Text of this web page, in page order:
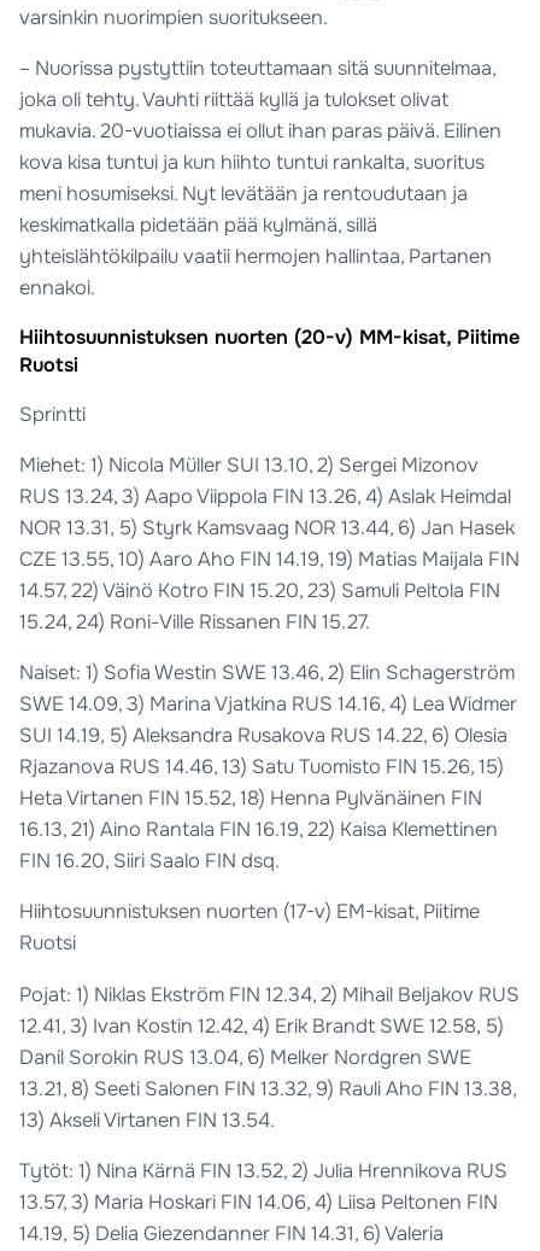
varsinkin nuorimpien suoritukseen.
– Nuorissa pystyttiin toteuttamaan sitä suunnitelmaa,
joka oli tehty. Vauhti riittää kyllä ja tulokset olivat
mukavia. 20-vuotiaissa ei ollut ihan paras päivä. Eilinen
kova kisa tuntui ja kun hiihto tuntui rankalta, suoritus
meni hosumiseksi. Nyt levätään ja rentoudutaan ja
keskimatkalla pidetään pää kylmänä, sillä
yhteislähtökilpailu vaatii hermojen hallintaa, Partanen
ennakoi.
Hiihtosuunnistuksen nuorten (20-v) MM-kisat, Piitime
Ruotsi
Sprintti
Miehet: 1) Nicola Müller SUI 13.10, 2) Sergei Mizonov
RUS 13.24, 3) Aapo Viippola FIN 13.26, 4) Aslak Heimdal
NOR 13.31, 5) Styrk Kamsvaag NOR 13.44, 6) Jan Hasek
CZE 13.55, 10) Aaro Aho FIN 14.19, 19) Matias Maijala FIN
14.57, 22) Väinö Kotro FIN 15.20, 23) Samuli Peltola FIN
15.24, 24) Roni-Ville Rissanen FIN 15.27.
Naiset: 1) Sofia Westin SWE 13.46, 2) Elin Schagerström
SWE 14.09, 3) Marina Vjatkina RUS 14.16, 4) Lea Widmer
SUI 14.19, 5) Aleksandra Rusakova RUS 14.22, 6) Olesia
Rjazanova RUS 14.46, 13) Satu Tuomisto FIN 15.26, 15)
Heta Virtanen FIN 15.52, 18) Henna Pylvänäinen FIN
16.13, 21) Aino Rantala FIN 16.19, 22) Kaisa Klemettinen
FIN 16.20, Siiri Saalo FIN dsq.
Hiihtosuunnistuksen nuorten (17-v) EM-kisat, Piitime
Ruotsi
Pojat: 1) Niklas Ekström FIN 12.34, 2) Mihail Beljakov RUS
12.41, 3) Ivan Kostin 12.42, 4) Erik Brandt SWE 12.58, 5)
Danil Sorokin RUS 13.04, 6) Melker Nordgren SWE
13.21, 8) Seeti Salonen FIN 13.32, 9) Rauli Aho FIN 13.38,
13) Akseli Virtanen FIN 13.54.
Tytöt: 1) Nina Kärnä FIN 13.52, 2) Julia Hrennikova RUS
13.57, 3) Maria Hoskari FIN 14.06, 4) Liisa Peltonen FIN
14.19, 5) Delia Giezendanner FIN 14.31, 6) Valeria